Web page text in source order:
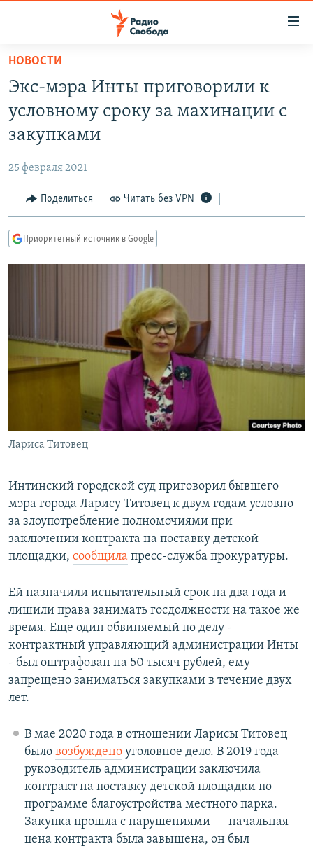
упрощенного
доступа
основному
Вернутся
Вернутся
ПОДКАСТЫ
АВТОРСКИЕ ПРОЕКТЫ
МНЕНИЯ
КУЛЬТУРА
КАВКАЗ.РЕАЛИИ
РАСПИСАНИЕ ВЕЩАНИЯ
ПОДПИШИТЕСЬ НА РАССЫЛКУ
Все сайты РСЕ/РС
НОВОСТИ
Экс-мэра Инты приговорили к
условному сроку за махинации с
закупками
25 февраля 2021
Поделиться Читать без VPN
Приоритетный источник в Google
Лариса Титовец
Интинский городской суд приговорил бывшего
мэра города Ларису Титовец к двум годам условно
за злоупотребление полномочиями при
заключении контракта на поставку детской
площадки, сообщила пресс-служба прокуратуры.
Ей назначили испытательный срок на два года и
лишили права занимать госдолжности на такое же
время. Еще один обвиняемый по делу -
контрактный управляющий администрации Инты
- был оштрафован на 50 тысяч рублей, ему
запрещено заниматься закупками в течение двух
лет.
В мае 2020 года в отношении Ларисы Титовец
было возбужденоуголовное дело. В 2019 года
руководитель администрации заключила
контракт на поставку детской площадки по
программе благоустройства местного парка.
Закупка прошла с нарушениями — начальная
цена контракта была завышена, он был